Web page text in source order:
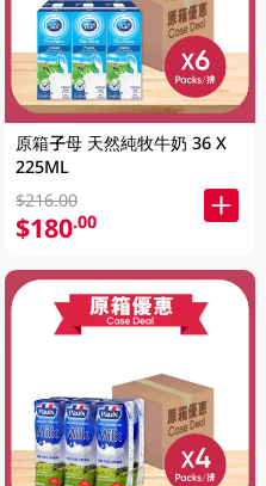
原箱子母 天然純牧牛奶 36 X
225ML
$216.00
$180.00